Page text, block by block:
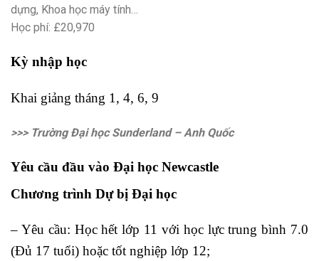
dựng, Khoa học máy tính…
Học phí: £20,970
Kỳ nhập học
Khai giảng tháng 1, 4, 6, 9
>>> Trường Đại học Sunderland – Anh Quốc
Yêu cầu đầu vào Đại học Newcastle
Chương trình Dự bị Đại học
– Yêu cầu: Học hết lớp 11 với học lực trung bình 7.0
(Đủ 17 tuổi) hoặc tốt nghiệp lớp 12;